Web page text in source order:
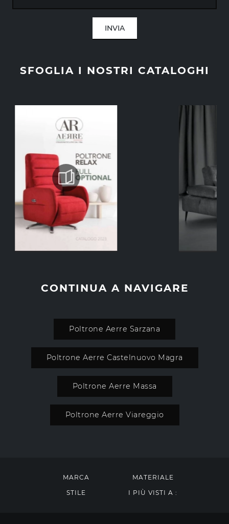
SFOGLIA I NOSTRI CATALOGHI
CONTINUA A NAVIGARE
Poltrone Aerre Sarzana
Poltrone Aerre Castelnuovo Magra
Poltrone Aerre Massa
Poltrone Aerre Viareggio
INVIA
MARCA
MATERIALE
STILE
I PIÙ VISTI A :